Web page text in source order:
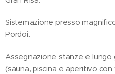
Sistemazione presso
Pordoi.
Assegnazione stanze e
(sauna, piscina e aperitivo